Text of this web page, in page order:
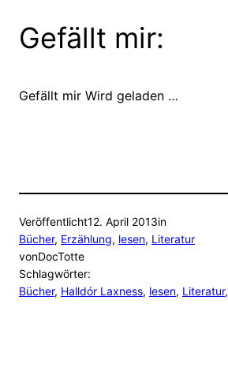
Gefällt mir:
Gefällt mir Wird geladen …
Veröffentlicht12. April 2013in
Bücher, Erzählung, lesen, Literatur
vonDocTotte
Schlagwörter:
Bücher, Halldór Laxness, lesen, Literatur,